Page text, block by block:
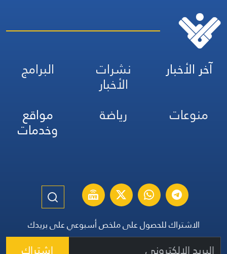
آخر الأخبار نشرات
الأخبار
البرامج
منوعات
رياضة مواقع
وخدمات
الاشتراك للحصول على ملخص أسبوعي على بريدك